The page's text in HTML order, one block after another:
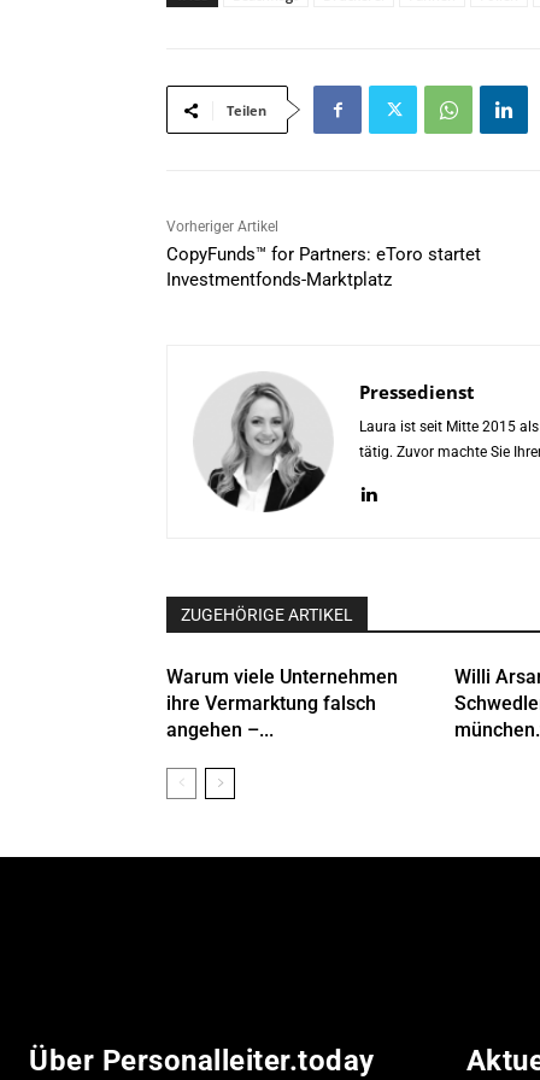
Teilen
Vorheriger Artikel
CopyFunds™ for Partners: eToro startet
Investmentfonds-Marktplatz
Pressedienst
Laura ist seit Mitte 2015
tätig. Zuvor machte Sie
ZUGEHÖRIGE ARTIKEL
Warum viele Unternehmen
ihre Vermarktung falsch
angehen –...
Willi
Über Personalleiter.today